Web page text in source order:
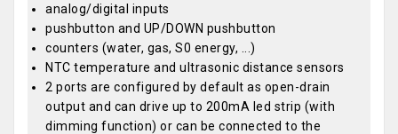
analog/digital inputs
pushbutton and UP/DOWN pushbutton
counters (water, gas, S0 energy, ...)
NTC temperature and ultrasonic distance sensors
2 ports are configured by default as open-drain
output and can drive up to 200mA led strip (with
dimming function) or can be connected to the